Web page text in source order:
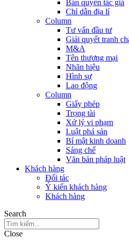
Bản quyền tác giả
Chỉ dẫn địa lí
Column
Tư vấn đầu tư
Giải quyết tranh
M&A
Tên thương mại
Nhãn hiệu
Hình sự
Lao động
Column
Giấy phép
Trọng tài
Xử lý vi phạm
Luật phá sản
Bí mật kinh doanh
Sáng chế
Văn bản pháp luật
Khách hàng
Đối tác
Ý kiến khách hàng
Khách hàng
Search
Close